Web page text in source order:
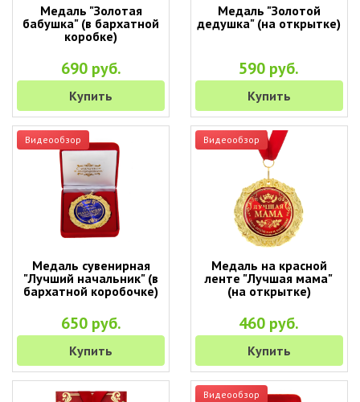
Медаль "Золотая
бабушка" (в бархатной
коробке)
690 руб.
Купить
Медаль "Золотой
дедушка" (на открытке)
590 руб.
Купить
Видеообзор
Медаль сувенирная
"Лучший начальник" (в
бархатной коробочке)
650 руб.
Купить
Видеообзор
Медаль на красной
ленте "Лучшая мама"
(на открытке)
460 руб.
Купить
Видеообзор